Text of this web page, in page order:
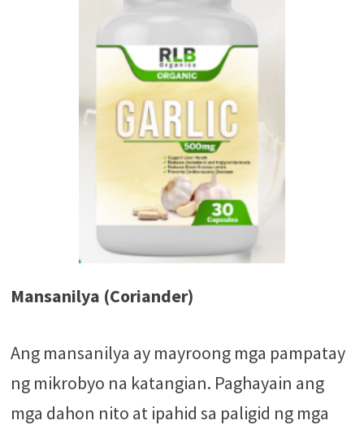
Mansanilya (Coriander)
Ang mansanilya ay mayroong mga pampatay
ng mikrobyo na katangian. Paghayain ang
mga dahon nito at ipahid sa paligid ng mga